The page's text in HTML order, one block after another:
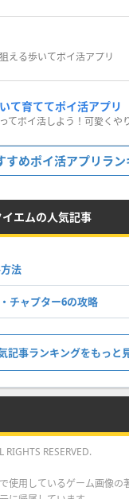
える歩いてポイ活アプリ
て育ててポイ活アプリ
すめポイ活アプリラ
エムの人気記事
法
チャプター6の攻略
記事ランキングをもっと
RESERVED.
使用しているゲーム画像の